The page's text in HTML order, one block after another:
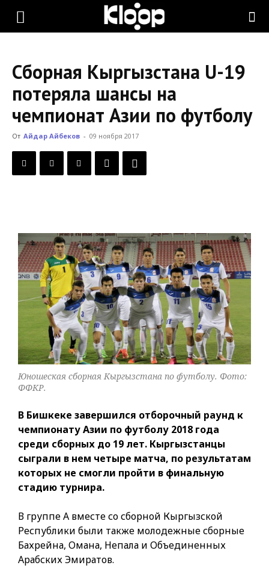
KLOOP.KG
Новости
Кыргызстана
Сборная Кыргызстана U-19
потеряла шансы на
чемпионат Азии по футболу
От Айдар Айбеков - 09 ноября 2017
Юношеская сборная Кыргызстана по футболу. Фото:
ФФКР.
В Бишкеке завершился отборочный раунд к
чемпионату Азии по футболу 2018 года
среди сборных до 19 лет. Кыргызстанцы
сыграли в нем четыре матча, по результатам
которых не смогли пройти в финальную
стадию турнира.
В группе А вместе со сборной Кыргызской
Республики были также молодежные сборные
Бахрейна, Омана, Непала и Объединенных
Арабских Эмиратов.